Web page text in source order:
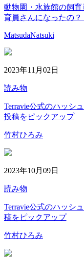
動物園・水族館の飼
育員さんになったの
MatsudaNatsuki
2023年11月02日
読み物
Terravie公式のハッシ
投稿をピックアップ
竹村ひろみ
2023年10月09日
読み物
Terravie公式のハッシ
稿をピックアップ
竹村ひろみ